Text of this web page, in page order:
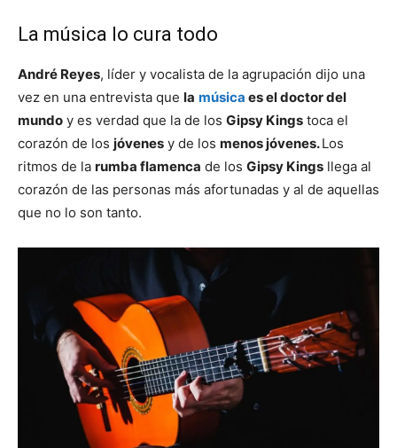
La música lo cura todo
André Reyes, líder y vocalista de la agrupación dijo una
vez en una entrevista que la música es el doctor del
mundo y es verdad que la de los Gipsy Kings toca el
corazón de los jóvenes y de los menos jóvenes.Los
ritmos de la rumba flamenca de los Gipsy Kings llega al
corazón de las personas más afortunadas y al de aquellas
que no lo son tanto.